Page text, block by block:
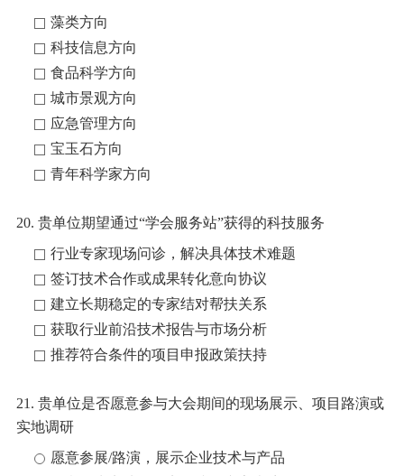
藻类方向
科技信息方向
食品科学方向
城市景观方向
应急管理方向
宝玉石方向
青年科学家方向
20. 贵单位期望通过“学会服务站”获得的科技服务
行业专家现场问诊，解决具体技术难题
签订技术合作或成果转化意向协议
建立长期稳定的专家结对帮扶关系
获取行业前沿技术报告与市场分析
推荐符合条件的项目申报政策扶持
21. 贵单位是否愿意参与大会期间的现场展示、项目路演或
实地调研
愿意参展/路演，展示企业技术与产品